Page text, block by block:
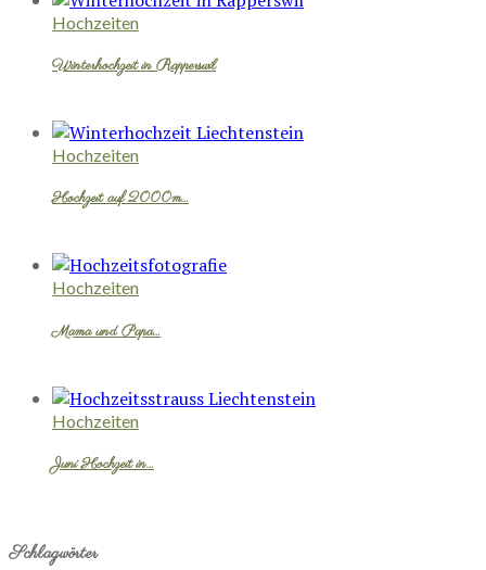
Hochzeiten
Winterhochzeit in Rapperswil
Hochzeiten
Hochzeit auf 2000m…
Hochzeiten
Mama und Papa…
Hochzeiten
Juni Hochzeit in…
Schlagwörter